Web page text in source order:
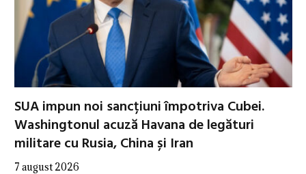
SUA impun noi sancțiuni împotriva Cubei.
Washingtonul acuză Havana de legături
militare cu Rusia, China și Iran
7 august 2026